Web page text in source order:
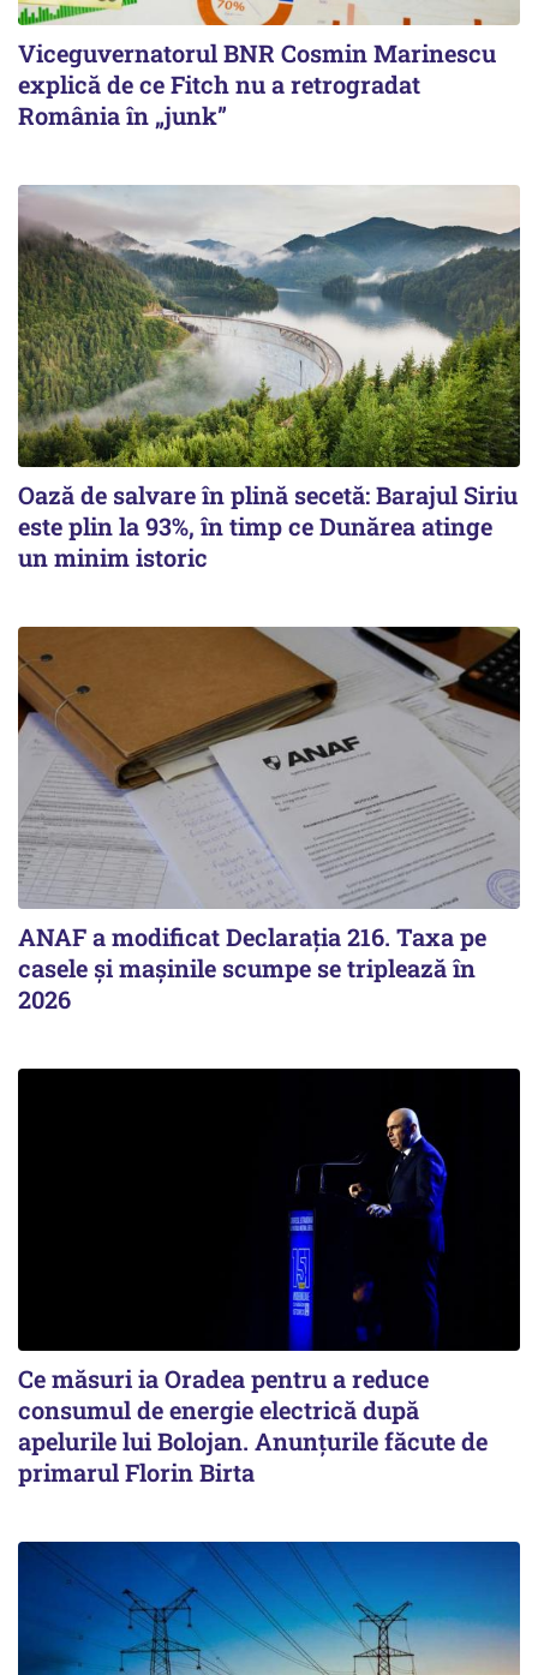
Viceguvernatorul BNR Cosmin Marinescu
explică de ce Fitch nu a retrogradat
România în „junk”
Oază de salvare în plină secetă: Barajul Siriu
este plin la 93%, în timp ce Dunărea atinge
un minim istoric
ANAF a modificat Declarația 216. Taxa pe
casele și mașinile scumpe se triplează în
2026
Ce măsuri ia Oradea pentru a reduce
consumul de energie electrică după
apelurile lui Bolojan. Anunțurile făcute de
primarul Florin Birta